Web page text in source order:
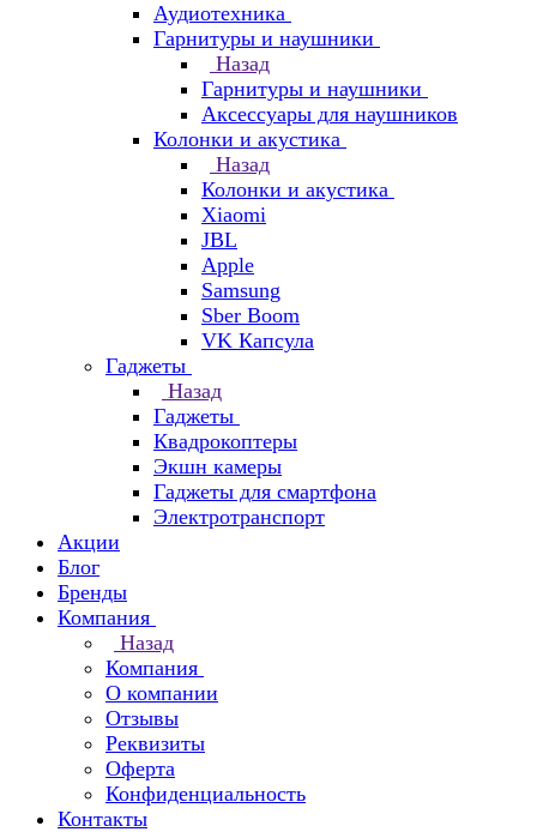
Аудиотехника
Гарнитуры и наушники
Назад
Гарнитуры и наушники
Аксессуары для наушников
Колонки и акустика
Назад
Колонки и акустика
Xiaomi
JBL
Apple
Samsung
Sber Boom
VK Капсула
Гаджеты
Назад
Гаджеты
Квадрокоптеры
Экшн камеры
Гаджеты для смартфона
Электротранспорт
Акции
Блог
Бренды
Компания
Назад
Компания
О компании
Отзывы
Реквизиты
Оферта
Конфиденциальность
Контакты